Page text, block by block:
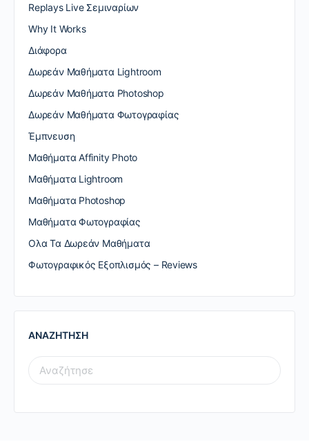
Replays Live Σεμιναρίων
Why It Works
Διάφορα
Δωρεάν Μαθήματα Lightroom
Δωρεάν Μαθήματα Photoshop
Δωρεάν Μαθήματα Φωτογραφίας
Έμπνευση
Μαθήματα Affinity Photo
Μαθήματα Lightroom
Μαθήματα Photoshop
Μαθήματα Φωτογραφίας
Ολα Τα Δωρεάν Μαθήματα
Φωτογραφικός Εξοπλισμός – Reviews
ΑΝΑΖΗΤΗΣΗ
SEARCH
FOR: